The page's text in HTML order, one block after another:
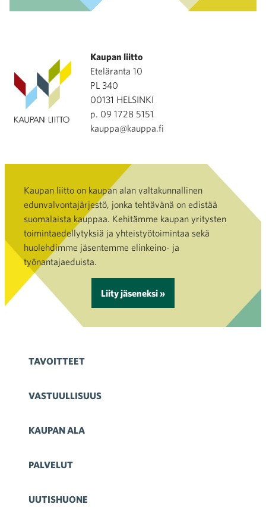
Kaupan liitto
Eteläranta 10
PL 340
00131 HELSINKI
p. 09 1728 5151
kauppa@kauppa.fi
Kaupan liitto on kaupan alan valtakunnallinen
edunvalvontajärjestö, jonka tehtävänä on edistää
suomalaista kauppaa. Kehitämme kaupan yritysten
toimintaedellytyksiä ja yhteistyötoimintaa sekä
huolehdimme jäsentemme elinkeino- ja
työnantajaeduista.
Liity jäseneksi »
TAVOITTEET
VASTUULLISUUS
KAUPAN ALA
PALVELUT
UUTISHUONE